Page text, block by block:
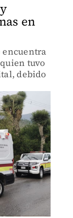
en
encuentra
tuvo
debido